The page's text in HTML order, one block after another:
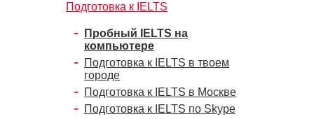
Подготовка к IELTS
Пробный IELTS на
компьютере
Подготовка к IELTS в твоем
городе
Подготовка к IELTS в Москве
Подготовка к IELTS по Skype